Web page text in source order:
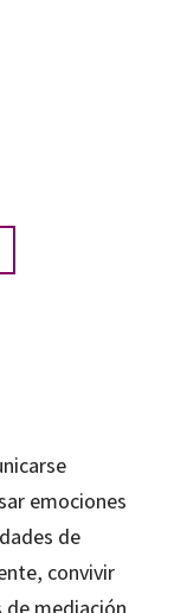
emociones
de
convivir
de mediación